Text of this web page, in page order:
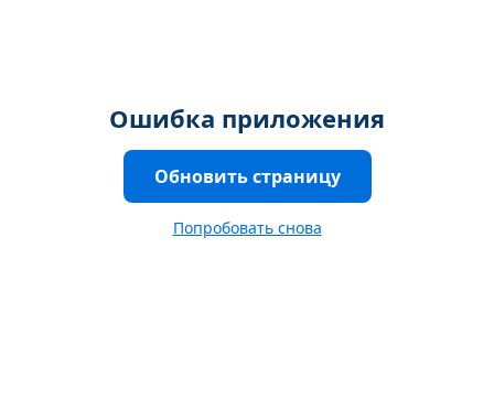
Ошибка приложения
Обновить страницу
Попробовать снова